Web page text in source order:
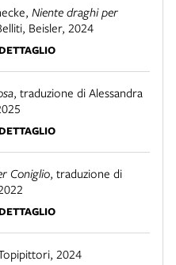
, Niente draghi per
, Beisler, 2024
, traduzione di Alessandra
Coniglio, traduzione di
, 2024